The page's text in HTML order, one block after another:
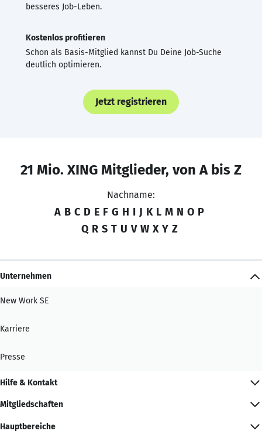
besseres Job-Leben.
Kostenlos profitieren
Schon als Basis-Mitglied kannst Du Deine Job-Suche
deutlich optimieren.
Jetzt registrieren
21 Mio. XING Mitglieder, von A bis Z
Nachname:
A B C D E F G H I J K L M N O P
Q R S T U V W X Y Z
Unternehmen
New Work SE
Karriere
Presse
Hilfe & Kontakt
Mitgliedschaften
Hauptbereiche